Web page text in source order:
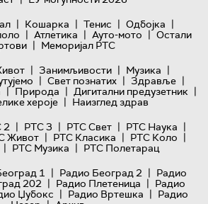
| Кошарка | Тенис | Одбојка |
| Атлетика | Ауто-мото | Остали
| Меморијал РТС
| Занимљивости | Музика |
| Свет познатих | Здравље |
| Природа | Дигитални предузетник |
хероје | Наизглед здрав
2 | РТС 3 | РТС Свет | РТС Наука |
Живот | РТС Класика | РТС Коло |
| РТС Музика | РТС Полетарац
1 | Радио Београд 2 | Радио
202 | Радио Плетеница | Радио
Џубокс | Радио Вртешка | Радио